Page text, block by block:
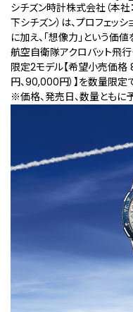
シチズン時計株式会社（本
下シチズン）は、プロフェッ
に加え、「想像力」という価
航空自衛隊アクロバット飛行
限定2モデル【希望小売価
円、90,000円）】を数量限定
※価格、発売日、数量ともに